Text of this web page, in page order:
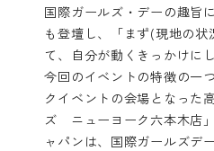
国際ガールズ・デーの趣旨
も登壇し、「まず(現地の
て、自分が動くきっかけに
今回のイベントの特徴の一
クイベントの会場となった
ズ ニューヨーク六本木店
ャパンは、国際ガールズデ